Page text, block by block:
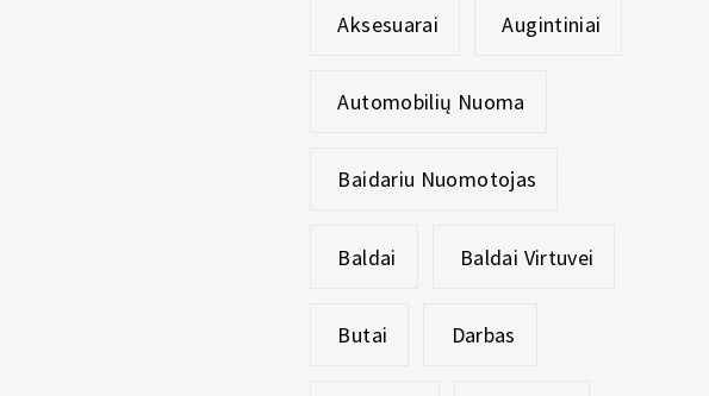
Aksesuarai Augintiniai
Automobilių Nuoma
Baidariu Nuomotojas
Baldai Baldai Virtuvei
Butai Darbas